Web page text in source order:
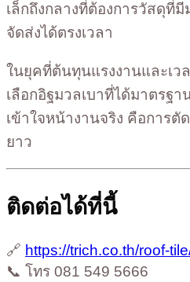
เล็กถึงกลางที่ต้องการวัสดุที่
จัดส่งได้ตรงเวลา
ในยุคที่ต้นทุนแรงงานและเว
เลือกอิฐมวลเบาที่ได้มาตรฐ
เข้าใจหน้างานจริง คือการตั
ยาว
ติดต่อได้ที่นี้
🔗 https://trich.co.th/roof-
📞 โทร 081 549 5666